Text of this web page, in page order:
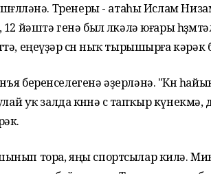
Тренеры - атаһы Ислам
йәштә генә был өлкәлә юғары
еңеүҙәр өсөн ныҡ тырышырға кәрәк
беренселегенә әҙерләнә. "Көн һайын
уҡ залда көнөнә өс тапҡыр күнекмә,
тора, яңы спортсылар килә.